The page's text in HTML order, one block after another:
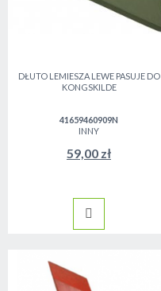
DŁUTO LEMIESZA LEWE PASUJE DO
KONGSKILDE
41659460909N
INNY
59,00 zł